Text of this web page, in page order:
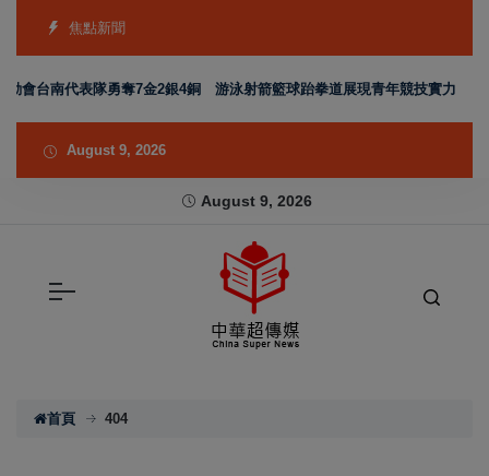
焦點新聞
會台南代表隊勇奪7金2銀4銅 游泳射箭籃球跆拳道展現青年競技實力
August 9, 2026
August 9, 2026
首頁 404